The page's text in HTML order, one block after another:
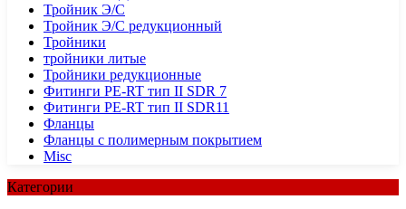
Тройник Э/С
Тройник Э/С редукционный
Тройники
тройники литые
Тройники редукционные
Фитинги PE-RT тип II SDR 7
Фитинги PE-RT тип II SDR11
Фланцы
Фланцы с полимерным покрытием
Misc
Категории